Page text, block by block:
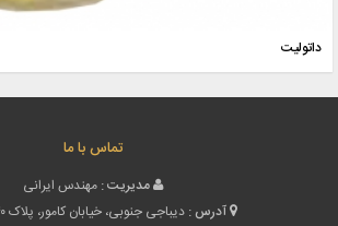
داتولیت
تماس با ما
مدیریت : مهندس ایرانی
آدرس : دیباجی جنوبی، خیابان کامور، پلاک ۱۴۰ واحد ۲